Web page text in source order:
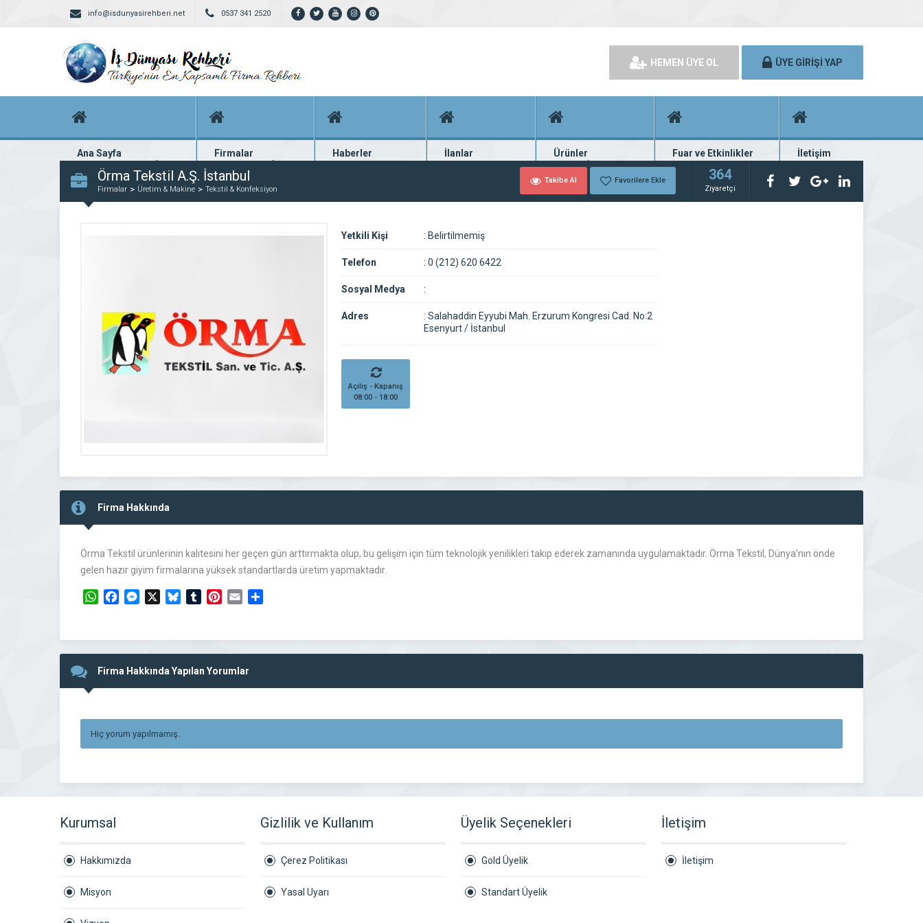
info@isdunyasirehberi.net 0537 341 2520
HEMEN ÜYE OL ÜYE GİRİŞİ YAP
Ana Sayfa
Firma rehberi ana sayfanız
Firmalar
Yüzlerce kayıtlı firma
Haberler
En güncel haberler
İlanlar
Güncel seri ilanlar
Ürünler
Binlerce firma ürünü
Fuar ve Etkinlikler
Fuar ve etkinlik planları
İletişim
Bize ulaşın
Örma Tekstil A.Ş. İstanbul
Firmalar Üretim & Makine Tekstil & Konfeksiyon
Takibe Al Favorilere Ekle 364
Ziyaretçi
Yetkili Kişi : Belirtilmemiş
Telefon : 0 (212) 620 6422
Sosyal Medya :
Adres : Salahaddin Eyyubi Mah. Erzurum Kongresi Cad. No:2
Esenyurt / İstanbul
Açılış - Kapanış
08:00 - 18:00
Firma Hakkında
Örma Tekstil ürünlerinin kalitesini her geçen gün arttırmakta olup, bu gelişim için tüm teknolojik yenilikleri takip ederek zamanında uygulamaktadır. Örma Tekstil, Dünya’nın önde
gelen hazır giyim firmalarına yüksek standartlarda üretim yapmaktadır.
WhatsAppFacebookMessengerBlueskyTumblrPinterest
Email
Firma Hakkında Yapılan Yorumlar
Hiç yorum yapılmamış.
Kurumsal
Hakkımızda
Misyon
Gizlilik ve Kullanım
Çerez Politikası
Yasal Uyarı
Üyelik Seçenekleri
Gold Üyelik
Standart Üyelik
İletişim
İletişim